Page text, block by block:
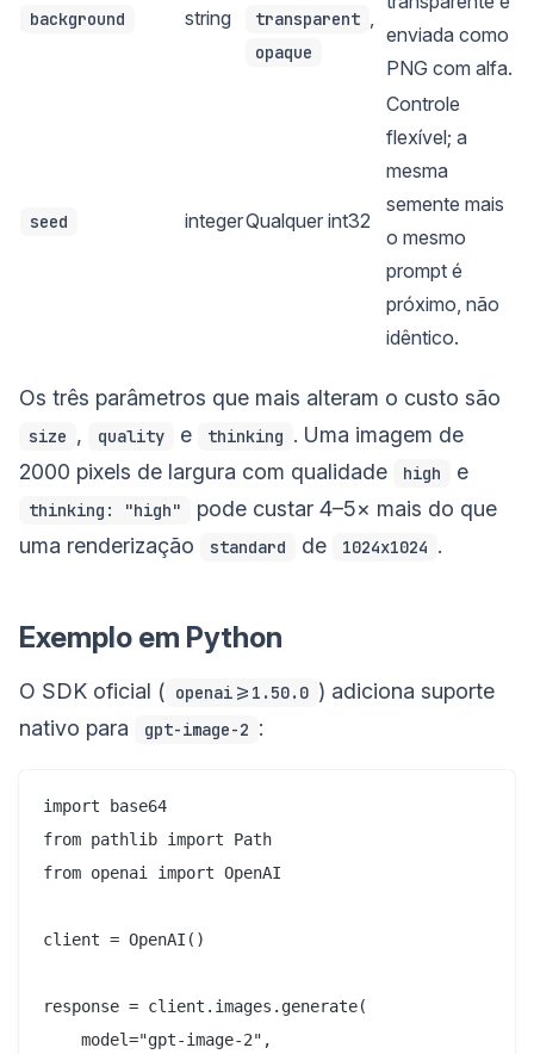
background string transparent
opaque
enviada como
PNG com alfa.
seed integerQualquer int32
Controle
flexível; a
mesma
semente mais
o mesmo
prompt é
próximo, não
idêntico.
Os três parâmetros que mais alteram o custo são
size , quality e thinking . Uma imagem de
2000 pixels de largura com qualidade
high e
thinking: "high"
pode custar 4–5× mais do que
uma renderização
standard de 1024x1024 .
Exemplo em Python
O SDK oficial ( openai>=1.50.0 ) adiciona suporte
nativo para
gpt-image-2 :
import base64
from pathlib import Path
from openai import OpenAI
client = OpenAI()
response = client.images.generate(
    model="gpt-image-2",